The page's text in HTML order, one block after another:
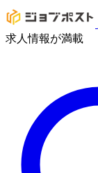
求人情報が満載